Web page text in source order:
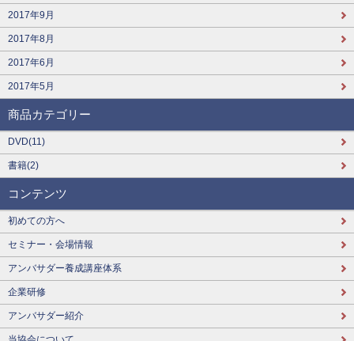
2017年9月
2017年8月
2017年6月
2017年5月
商品カテゴリー
DVD(11)
書籍(2)
コンテンツ
初めての方へ
セミナー・会場情報
アンバサダー養成講座体系
企業研修
アンバサダー紹介